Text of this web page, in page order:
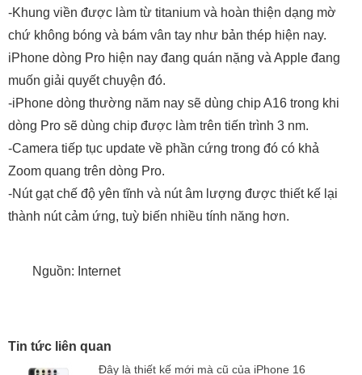
-Khung viền được làm từ titanium và hoàn thiện dạng mờ
chứ không bóng và bám vân tay như bản thép hiện nay.
iPhone dòng Pro hiện nay đang quán nặng và Apple đang
muốn giải quyết chuyện đó.
-iPhone dòng thường năm nay sẽ dùng chip A16 trong khi
dòng Pro sẽ dùng chip được làm trên tiến trình 3 nm.
-Camera tiếp tục update về phần cứng trong đó có khả
Zoom quang trên dòng Pro.
-Nút gạt chế độ yên tĩnh và nút âm lượng được thiết kế lại
thành nút cảm ứng, tuỳ biến nhiều tính năng hơn.
Nguồn: Internet
Tin tức liên quan
Đây là thiết kế mới mà cũ của iPhone 16